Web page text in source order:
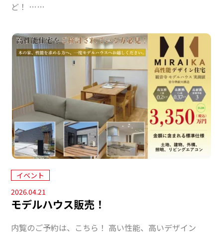
ど！ ……
イベント
2026.04.21
モデルハウス販売！
内覧のご予約は、こちら！ 高い性能、高いデザイン